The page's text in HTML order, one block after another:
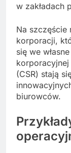
w zakładach
Na szczęście
korporacji,
się we
korporacyjnej
(CSR) stają
biurowców.